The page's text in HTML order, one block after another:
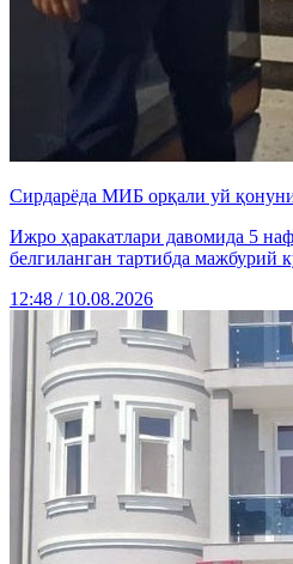
Сирдарёда МИБ орқали уй
Ижро ҳаракатлари давомида 5
белгиланган тартибда мажбурий
12:48 / 10.08.2026